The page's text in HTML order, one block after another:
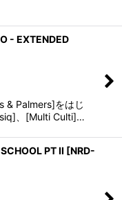
- EXTENDED
& Palmers]をはじ
、[Multi Culti]…
PT II [NRD-